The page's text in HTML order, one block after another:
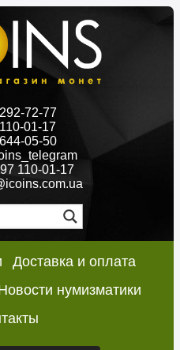
72-77
01-17
05-50
110-01-17
Доставка и оплата
нумизматики